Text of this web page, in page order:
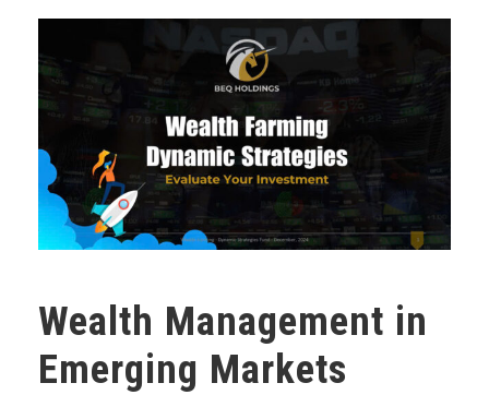
Wealth Management in
Emerging Markets